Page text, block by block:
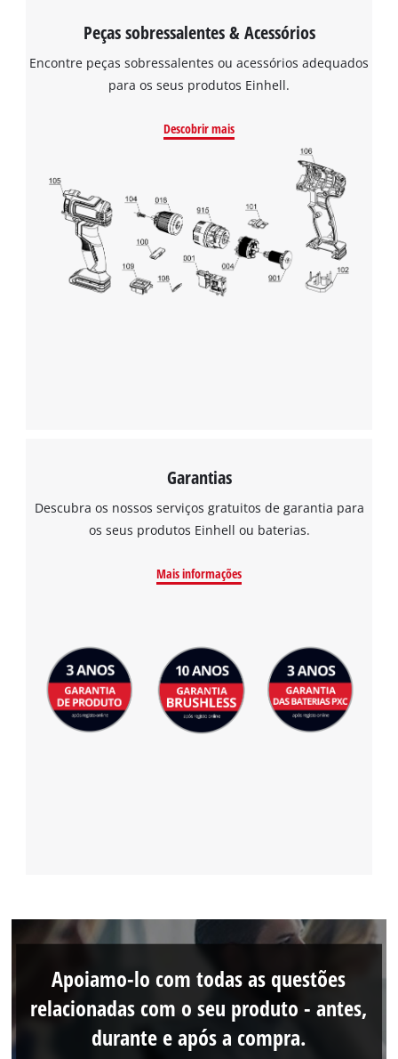
Precisamos do seu consentimento para
carregar o serviço Google Maps!
This content is not permitted to load due
to trackers that are not disclosed to the
visitor. The website owner needs to setup
Peças sobressalentes & Acessórios
Encontre peças sobressalentes ou acessórios adequados
para os seus produtos Einhell.
Descobrir mais
Garantias
Descubra os nossos serviços gratuitos de garantia para
os seus produtos Einhell ou baterias.
Mais informações
Apoiamo-lo com todas as questões
relacionadas com o seu produto - antes,
durante e após a compra.